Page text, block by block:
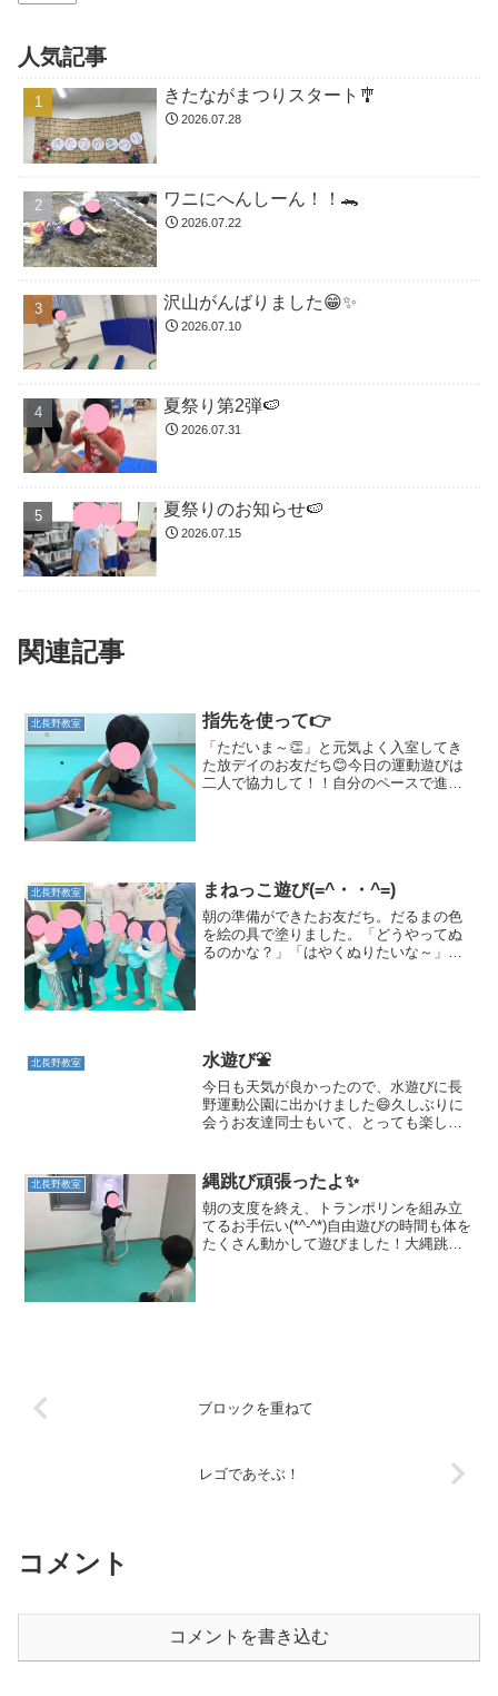
人気記事
きたながまつりスタート🎐
2026.07.28
ワニにへんしーん！！🐊
2026.07.22
沢山がんばりました😁✨
2026.07.10
夏祭り第2弾🍉
2026.07.31
夏祭りのお知らせ🍉
2026.07.15
関連記事
北長野教室 指先を使って👉
「ただいま～👏」と元気よく入室してき
た放デイのお友だち😊今日の運動遊びは
二人で協力して！！自分のペースで進む
北長野教室 まねっこ遊び(=^・・^=)
朝の準備ができたお友だち。だるまの色
を絵の具で塗りました。「どうやってぬ
るのかな？」「はやくぬりたいな～」ワ
北長野教室 水遊び⛲
今日も天気が良かったので、水遊びに長
野運動公園に出かけました😄久しぶりに
会うお友達同士もいて、とっても楽しそ
で、とってもニヤニヤしていました😄そ
の顔がとっても可愛かった...
北長野教室 縄跳び頑張ったよ✨
朝の支度を終え、トランポリンを組み立
てるお手伝い(*^-^*)自由遊びの時間も体を
たくさん動かして遊びました！大縄跳び
ブロックを重ねて
レゴであそぶ！
コメント
コメントを書き込む